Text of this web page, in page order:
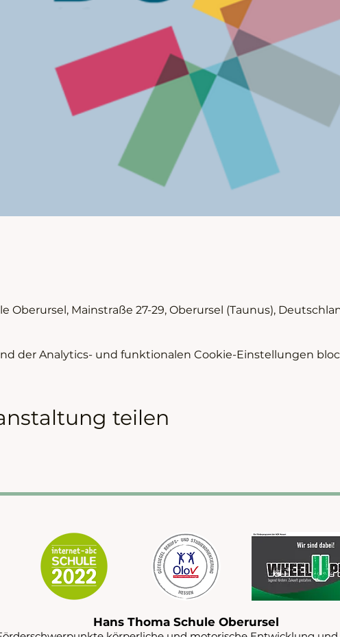
Oberursel, Mainstraße 27-29, Oberursel (Taunus),
der Analytics- und funktionalen Cookie-Einstellungen
teilen
Hans Thoma Schule Oberursel